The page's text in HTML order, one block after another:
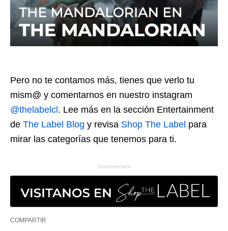
Pero no te contamos más, tienes que verlo tu
mism@ y comentarnos en nuestro instagram
@thelabelcl. Lee más en la sección Entertainment
de The Label Blog y revisa Shop The Label para
mirar las categorías que tenemos para ti.
Advertisement
COMPARTIR